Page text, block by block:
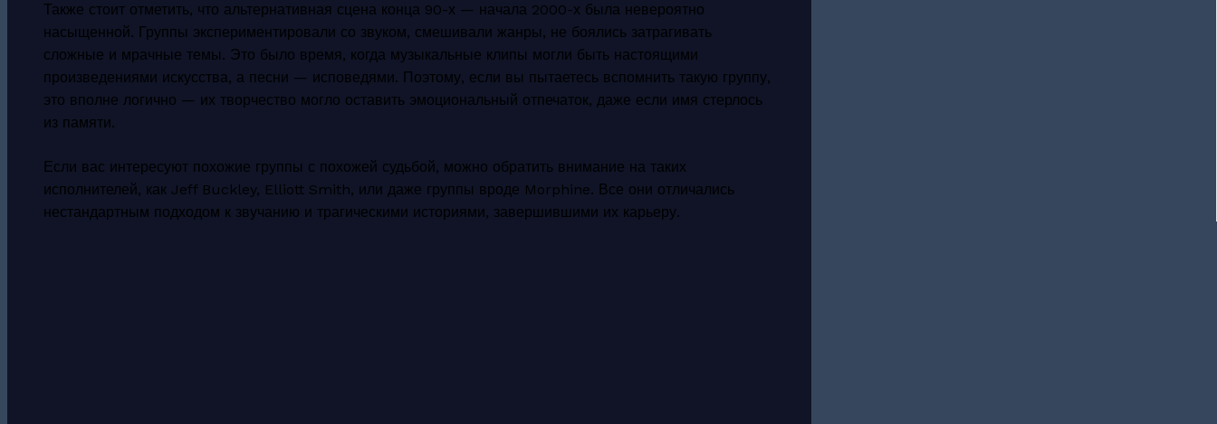
Также стоит отметить, что альтернативная сцена конца 90-х — начала 2000-х была невероятно
насыщенной. Группы экспериментировали со звуком, смешивали жанры, не боялись затрагивать
сложные и мрачные темы. Это было время, когда музыкальные клипы могли быть настоящими
произведениями искусства, а песни — исповедями. Поэтому, если вы пытаетесь вспомнить такую группу,
это вполне логично — их творчество могло оставить эмоциональный отпечаток, даже если имя стерлось
из памяти.
Если вас интересуют похожие группы с похожей судьбой, можно обратить внимание на таких
исполнителей, как Jeff Buckley, Elliott Smith, или даже группы вроде Morphine. Все они отличались
нестандартным подходом к звучанию и трагическими историями, завершившими их карьеру.